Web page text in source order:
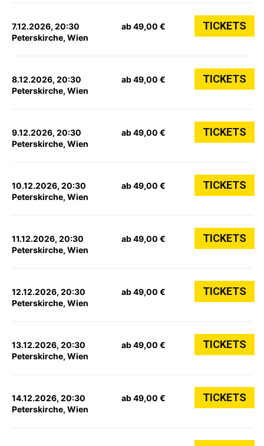
7.12.2026, 20:30
Peterskirche, Wien
ab 49,00 € TICKETS
8.12.2026, 20:30
Peterskirche, Wien
ab 49,00 € TICKETS
9.12.2026, 20:30
Peterskirche, Wien
ab 49,00 € TICKETS
10.12.2026, 20:30
Peterskirche, Wien
ab 49,00 € TICKETS
11.12.2026, 20:30
Peterskirche, Wien
ab 49,00 € TICKETS
12.12.2026, 20:30
Peterskirche, Wien
ab 49,00 € TICKETS
13.12.2026, 20:30
Peterskirche, Wien
ab 49,00 € TICKETS
14.12.2026, 20:30
Peterskirche, Wien
ab 49,00 € TICKETS